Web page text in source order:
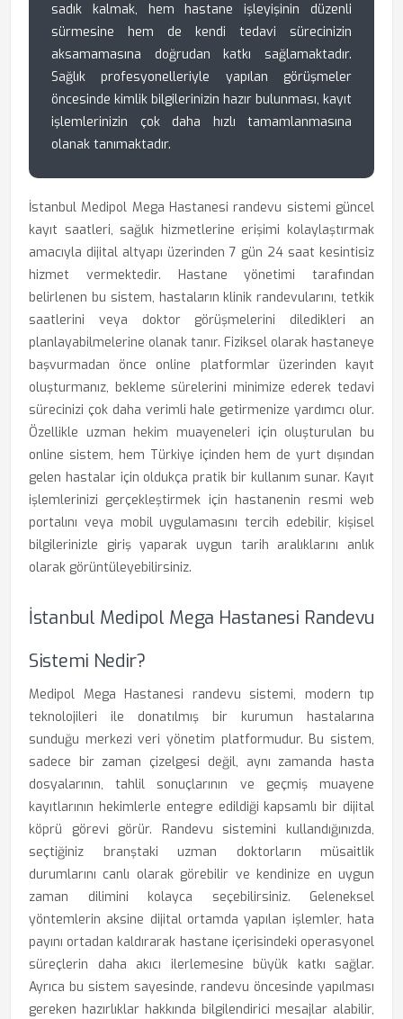
sadık kalmak, hem hastane işleyişinin düzenli
sürmesine hem de kendi tedavi sürecinizin
aksamamasına doğrudan katkı sağlamaktadır.
Sağlık profesyonelleriyle yapılan görüşmeler
öncesinde kimlik bilgilerinizin hazır bulunması, kayıt
işlemlerinizin çok daha hızlı tamamlanmasına
olanak tanımaktadır.
İstanbul Medipol Mega Hastanesi randevu sistemi güncel
kayıt saatleri, sağlık hizmetlerine erişimi kolaylaştırmak
amacıyla dijital altyapı üzerinden 7 gün 24 saat kesintisiz
hizmet vermektedir. Hastane yönetimi tarafından
belirlenen bu sistem, hastaların klinik randevularını, tetkik
saatlerini veya doktor görüşmelerini diledikleri an
planlayabilmelerine olanak tanır. Fiziksel olarak hastaneye
başvurmadan önce online platformlar üzerinden kayıt
oluşturmanız, bekleme sürelerini minimize ederek tedavi
sürecinizi çok daha verimli hale getirmenize yardımcı olur.
Özellikle uzman hekim muayeneleri için oluşturulan bu
online sistem, hem Türkiye içinden hem de yurt dışından
gelen hastalar için oldukça pratik bir kullanım sunar. Kayıt
işlemlerinizi gerçekleştirmek için hastanenin resmi web
portalını veya mobil uygulamasını tercih edebilir, kişisel
bilgilerinizle giriş yaparak uygun tarih aralıklarını anlık
olarak görüntüleyebilirsiniz.
İstanbul Medipol Mega Hastanesi Randevu
Sistemi Nedir?
Medipol Mega Hastanesi randevu sistemi, modern tıp
teknolojileri ile donatılmış bir kurumun hastalarına
sunduğu merkezi veri yönetim platformudur. Bu sistem,
sadece bir zaman çizelgesi değil, aynı zamanda hasta
dosyalarının, tahlil sonuçlarının ve geçmiş muayene
kayıtlarının hekimlerle entegre edildiği kapsamlı bir dijital
köprü görevi görür. Randevu sistemini kullandığınızda,
seçtiğiniz branştaki uzman doktorların müsaitlik
durumlarını canlı olarak görebilir ve kendinize en uygun
zaman dilimini kolayca seçebilirsiniz. Geleneksel
yöntemlerin aksine dijital ortamda yapılan işlemler, hata
payını ortadan kaldırarak hastane içerisindeki operasyonel
süreçlerin daha akıcı ilerlemesine büyük katkı sağlar.
Ayrıca bu sistem sayesinde, randevu öncesinde yapılması
gereken hazırlıklar hakkında bilgilendirici mesajlar alabilir,